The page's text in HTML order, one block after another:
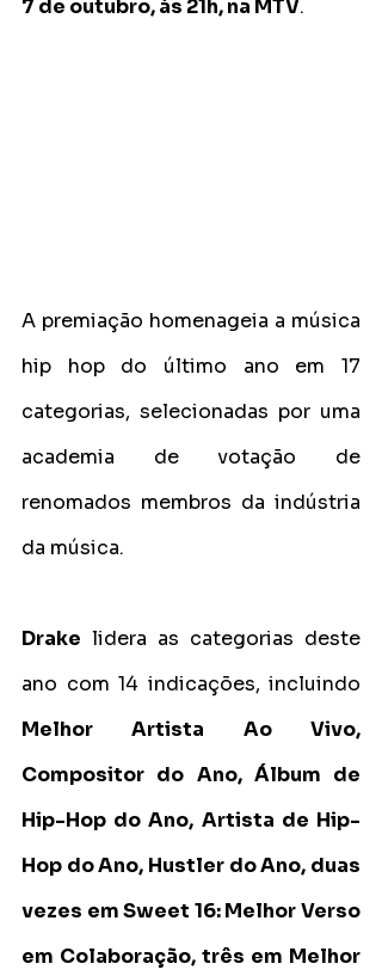
7 de outubro, às 21h, na MTV.
A premiação homenageia a música
hip hop do último ano em 17
categorias, selecionadas por uma
academia de votação de
renomados membros da indústria
da música.
Drake lidera as categorias deste
Melhor Artista Ao Vivo,
Compositor do Ano, Álbum de
Hip-Hop do Ano, Artista de Hip-
Hop do Ano, Hustler do Ano, duas
vezes em Sweet 16: Melhor Verso
em Colaboração, três em Melhor